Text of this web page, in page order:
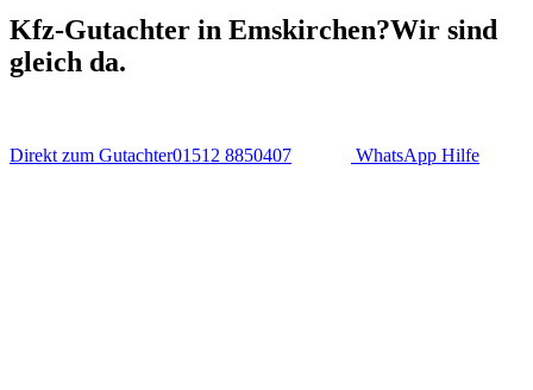
Kfz-Gutachter in Emskirchen?Wir sind
gleich da.
Direkt zum Gutachter01512 8850407 WhatsApp Hilfe